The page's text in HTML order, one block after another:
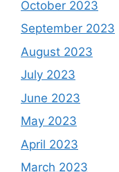
October 2023
September 2023
August 2023
July 2023
June 2023
May 2023
April 2023
March 2023